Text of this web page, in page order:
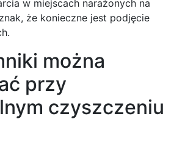
w miejscach narażonych na
że konieczne jest podjęcie
można
przy
czyszczeniu